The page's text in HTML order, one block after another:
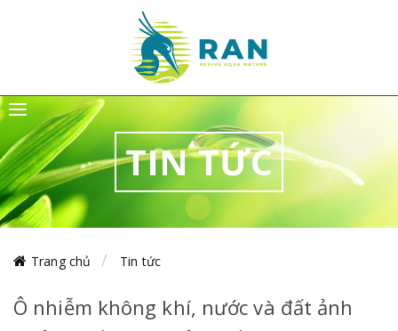
TIN TỨC
Trang chủ Tin tức
Ô nhiễm không khí, nước và đất ảnh